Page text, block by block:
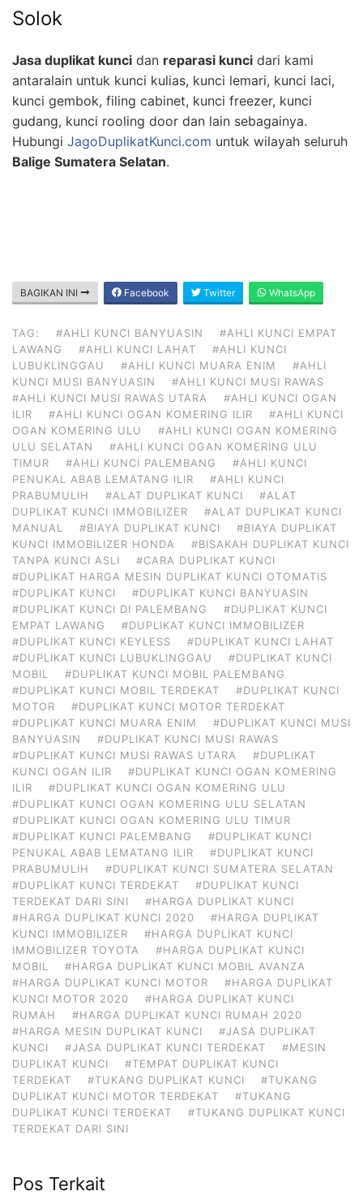
Solok
Jasa duplikat kunci dan reparasi kunci dari kami
antaralain untuk kunci kulias, kunci lemari, kunci laci,
kunci gembok, filing cabinet, kunci freezer, kunci
gudang, kunci rooling door dan lain sebagainya.
Hubungi JagoDuplikatKunci.com untuk wilayah seluruh
Balige Sumatera Selatan.
BAGIKAN INI Facebook Twitter WhatsApp
TAG: #AHLI KUNCI BANYUASIN
#AHLI KUNCI EMPAT
LAWANG
#AHLI KUNCI LAHAT
#AHLI KUNCI
LUBUKLINGGAU
#AHLI KUNCI MUARA ENIM
#AHLI
KUNCI MUSI BANYUASIN
#AHLI KUNCI MUSI RAWAS
#AHLI KUNCI MUSI RAWAS UTARA
#AHLI KUNCI OGAN
ILIR
#AHLI KUNCI OGAN KOMERING ILIR
#AHLI KUNCI
OGAN KOMERING ULU
#AHLI KUNCI OGAN KOMERING
ULU SELATAN
#AHLI KUNCI OGAN KOMERING ULU
TIMUR
#AHLI KUNCI PALEMBANG
#AHLI KUNCI
PENUKAL ABAB LEMATANG ILIR
#AHLI KUNCI
PRABUMULIH
#ALAT DUPLIKAT KUNCI
#ALAT
DUPLIKAT KUNCI IMMOBILIZER
#ALAT DUPLIKAT KUNCI
MANUAL
#BIAYA DUPLIKAT KUNCI
#BIAYA DUPLIKAT
KUNCI IMMOBILIZER HONDA
#BISAKAH DUPLIKAT KUNCI
TANPA KUNCI ASLI
#CARA DUPLIKAT KUNCI
#DUPLIKAT HARGA MESIN DUPLIKAT KUNCI OTOMATIS
#DUPLIKAT KUNCI
#DUPLIKAT KUNCI BANYUASIN
#DUPLIKAT KUNCI DI PALEMBANG
#DUPLIKAT KUNCI
EMPAT LAWANG
#DUPLIKAT KUNCI IMMOBILIZER
#DUPLIKAT KUNCI KEYLESS
#DUPLIKAT KUNCI LAHAT
#DUPLIKAT KUNCI LUBUKLINGGAU
#DUPLIKAT KUNCI
MOBIL
#DUPLIKAT KUNCI MOBIL PALEMBANG
#DUPLIKAT KUNCI MOBIL TERDEKAT
#DUPLIKAT KUNCI
MOTOR
#DUPLIKAT KUNCI MOTOR TERDEKAT
#DUPLIKAT KUNCI MUARA ENIM
#DUPLIKAT KUNCI MUSI
BANYUASIN
#DUPLIKAT KUNCI MUSI RAWAS
#DUPLIKAT KUNCI MUSI RAWAS UTARA
#DUPLIKAT
KUNCI OGAN ILIR
#DUPLIKAT KUNCI OGAN KOMERING
ILIR
#DUPLIKAT KUNCI OGAN KOMERING ULU
#DUPLIKAT KUNCI OGAN KOMERING ULU SELATAN
#DUPLIKAT KUNCI OGAN KOMERING ULU TIMUR
#DUPLIKAT KUNCI PALEMBANG
#DUPLIKAT KUNCI
PENUKAL ABAB LEMATANG ILIR
#DUPLIKAT KUNCI
PRABUMULIH
#DUPLIKAT KUNCI SUMATERA SELATAN
#DUPLIKAT KUNCI TERDEKAT
#DUPLIKAT KUNCI
TERDEKAT DARI SINI
#HARGA DUPLIKAT KUNCI
#HARGA DUPLIKAT KUNCI 2020
#HARGA DUPLIKAT
KUNCI IMMOBILIZER
#HARGA DUPLIKAT KUNCI
IMMOBILIZER TOYOTA
#HARGA DUPLIKAT KUNCI
MOBIL
#HARGA DUPLIKAT KUNCI MOBIL AVANZA
#HARGA DUPLIKAT KUNCI MOTOR
#HARGA DUPLIKAT
KUNCI MOTOR 2020
#HARGA DUPLIKAT KUNCI
RUMAH
#HARGA DUPLIKAT KUNCI RUMAH 2020
#HARGA MESIN DUPLIKAT KUNCI
#JASA DUPLIKAT
KUNCI
#JASA DUPLIKAT KUNCI TERDEKAT
#MESIN
DUPLIKAT KUNCI
#TEMPAT DUPLIKAT KUNCI
TERDEKAT
#TUKANG DUPLIKAT KUNCI
#TUKANG
DUPLIKAT KUNCI MOTOR TERDEKAT
#TUKANG
DUPLIKAT KUNCI TERDEKAT
#TUKANG DUPLIKAT KUNCI
TERDEKAT DARI SINI
Pos Terkait